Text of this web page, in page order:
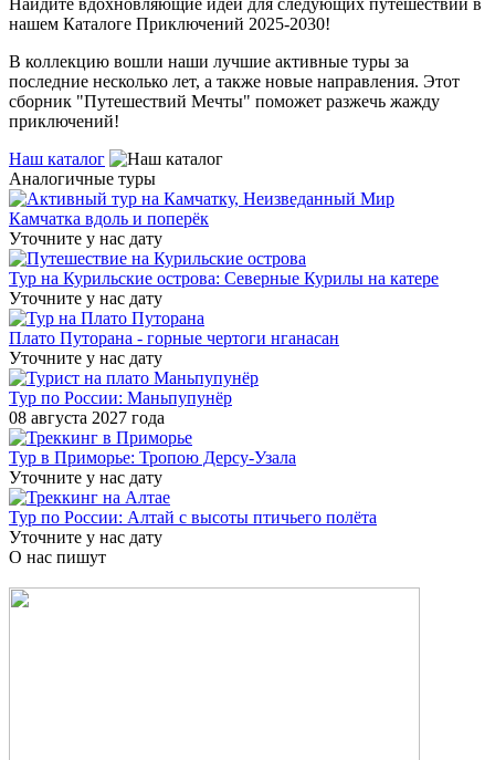
нашем Каталоге Приключений 2025-2030!
В коллекцию вошли наши лучшие активные туры за
последние несколько лет, а также новые направления. Этот
сборник "Путешествий Мечты" поможет разжечь жажду
приключений!
Наш каталог
Аналогичные туры
Камчатка вдоль и поперёк
Уточните у нас дату
Тур на Курильские острова: Северные Курилы на катере
Уточните у нас дату
Плато Путорана - горные чертоги нганасан
Уточните у нас дату
Тур по России: Маньпупунёр
08 августа 2027 года
Тур в Приморье: Тропою Дерсу-Узала
Уточните у нас дату
Тур по России: Алтай с высоты птичьего полёта
Уточните у нас дату
О нас пишут